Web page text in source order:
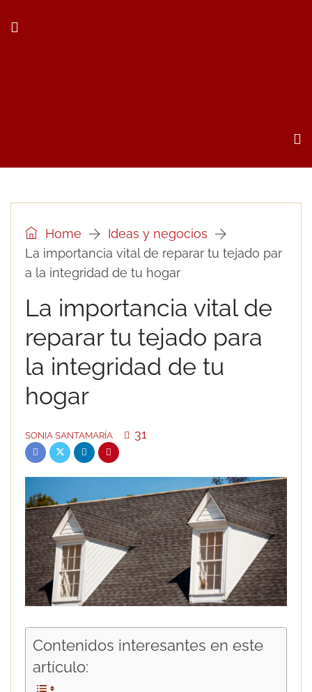
Home
Ideas y negocios
La importancia vital de reparar tu tejado par
a la integridad de tu hogar
La importancia vital de
reparar tu tejado para
la integridad de tu
hogar
SONIA SANTAMARÍA 31
Contenidos interesantes en este
artículo: